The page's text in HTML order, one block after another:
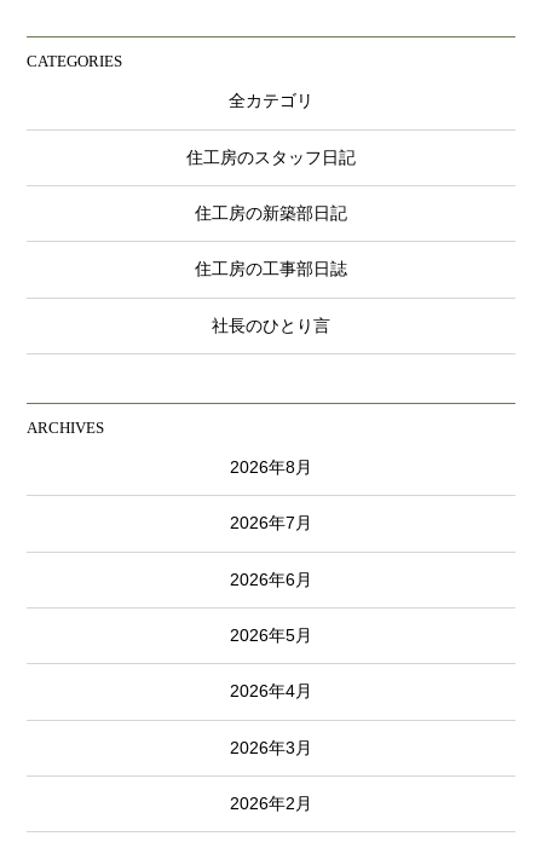
CATEGORIES
全カテゴリ
住工房のスタッフ日記
住工房の新築部日記
住工房の工事部日誌
社長のひとり言
ARCHIVES
2026年8月
2026年7月
2026年6月
2026年5月
2026年4月
2026年3月
2026年2月